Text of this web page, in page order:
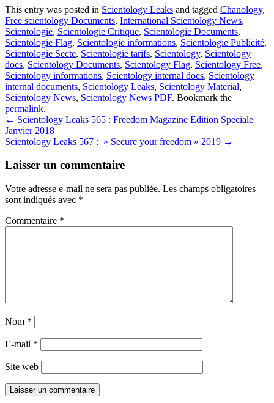
This entry was posted in Scientology Leaks and tagged Chanology,
Free scientology Documents, International Scientology News,
Scientologie, Scientologie Critique, Scientologie Documents,
Scientologie Flag, Scientologie informations, Scientologie Publicité,
Scientologie Secte, Scientologie tarifs, Scientology, Scientology
docs, Scientology Documents, Scientology Flag, Scientology Free,
Scientology informations, Scientology internal docs, Scientology
internal documents, Scientology Leaks, Scientology Material,
Scientology News, Scientology News PDF. Bookmark the
permalink.
Post
navigation
← Scientology Leaks 565 : Freedom Magazine Edition Speciale
Janvier 2018
Scientology Leaks 567 : » Secure your freedom » 2019 →
Laisser un commentaire
Votre adresse e-mail ne sera pas publiée. Les champs obligatoires
sont indiqués avec *
Commentaire *
Nom *
E-mail *
Site web